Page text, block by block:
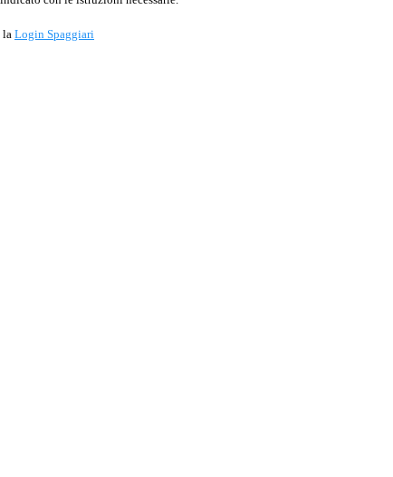
la Login Spaggiari